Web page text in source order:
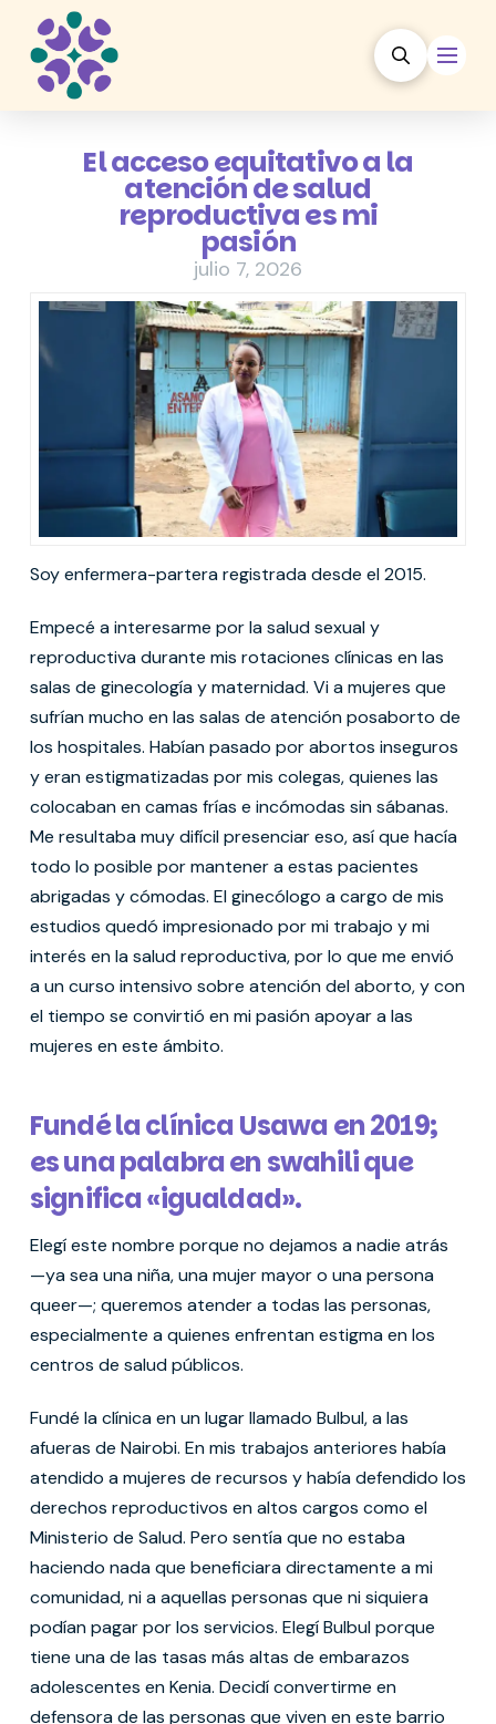
El acceso equitativo a la
atención de salud
reproductiva es mi
pasión
julio 7, 2026
Soy enfermera-partera registrada desde el 2015.
Empecé a interesarme por la salud sexual y
reproductiva durante mis rotaciones clínicas en las
salas de ginecología y maternidad. Vi a mujeres que
sufrían mucho en las salas de atención posaborto de
los hospitales. Habían pasado por abortos inseguros
y eran estigmatizadas por mis colegas, quienes las
colocaban en camas frías e incómodas sin sábanas.
Me resultaba muy difícil presenciar eso, así que hacía
todo lo posible por mantener a estas pacientes
abrigadas y cómodas. El ginecólogo a cargo de mis
estudios quedó impresionado por mi trabajo y mi
interés en la salud reproductiva, por lo que me envió
a un curso intensivo sobre atención del aborto, y con
el tiempo se convirtió en mi pasión apoyar a las
mujeres en este ámbito.
Fundé la clínica Usawa en 2019;
es una palabra en swahili que
significa «igualdad».
Elegí este nombre porque no dejamos a nadie atrás
—ya sea una niña, una mujer mayor o una persona
queer—; queremos atender a todas las personas,
especialmente a quienes enfrentan estigma en los
centros de salud públicos.
Fundé la clínica en un lugar llamado Bulbul, a las
afueras de Nairobi. En mis trabajos anteriores había
atendido a mujeres de recursos y había defendido los
derechos reproductivos en altos cargos como el
Ministerio de Salud. Pero sentía que no estaba
haciendo nada que beneficiara directamente a mi
comunidad, ni a aquellas personas que ni siquiera
podían pagar por los servicios. Elegí Bulbul porque
tiene una de las tasas más altas de embarazos
adolescentes en Kenia. Decidí convertirme en
defensora de las personas que viven en este barrio